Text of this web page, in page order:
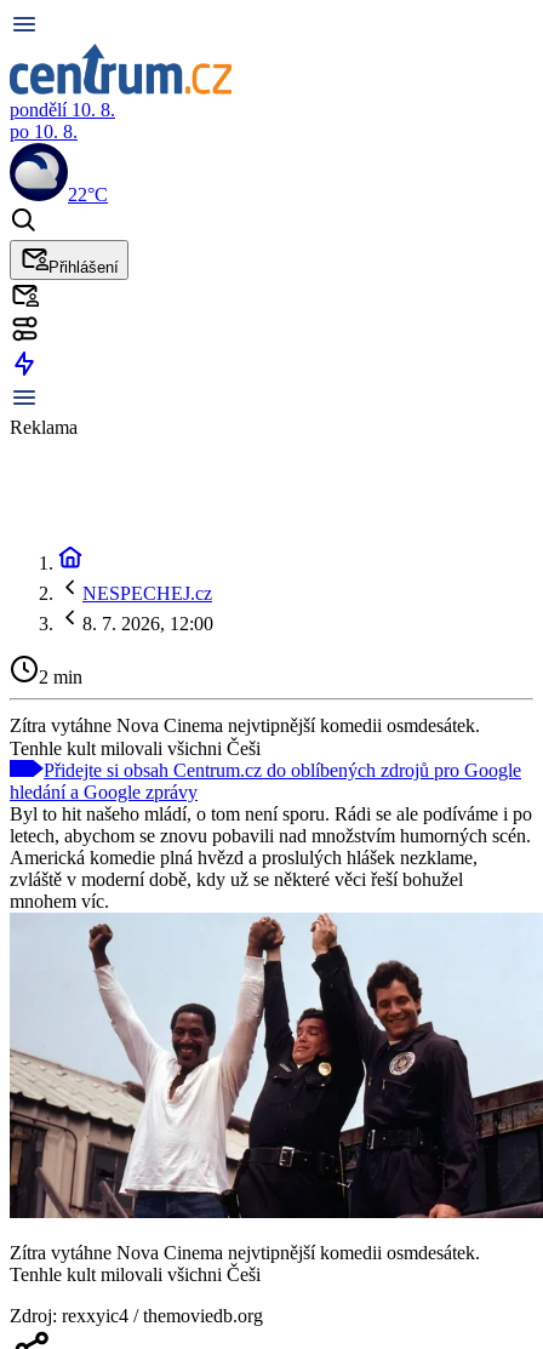
pondělí 10. 8.
po 10. 8.
22°C
Přihlášení
Reklama
NESPECHEJ.cz
8. 7. 2026, 12:00
2 min
Zítra vytáhne Nova Cinema nejvtipnější komedii osmdesátek.
Tenhle kult milovali všichni Češi
Přidejte si obsah Centrum.cz do oblíbených zdrojů pro Google
hledání a Google zprávy
Byl to hit našeho mládí, o tom není sporu. Rádi se ale podíváme i po
letech, abychom se znovu pobavili nad množstvím humorných scén.
Americká komedie plná hvězd a proslulých hlášek nezklame,
zvláště v moderní době, kdy už se některé věci řeší bohužel
mnohem víc.
Zítra vytáhne Nova Cinema nejvtipnější komedii osmdesátek.
Tenhle kult milovali všichni Češi
Zdroj: rexxyic4 / themoviedb.org